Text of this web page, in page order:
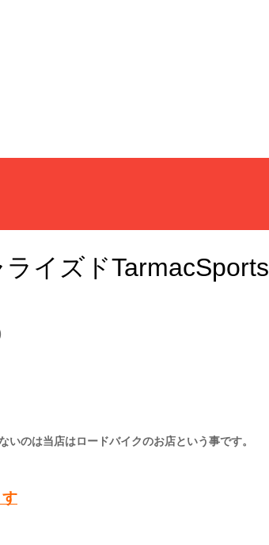
イズドTarmacSports
のは当店はロードバイクのお店という事です。